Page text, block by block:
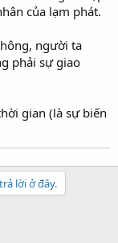
của lạm phát.
người ta
phải sự giao
gian (là sự biến
lời ở đây.